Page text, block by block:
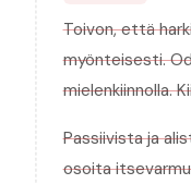
Toivon, että
myönteisesti.
mielenkiinnolla.
Passiivista ja
osoita